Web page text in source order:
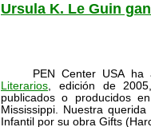
Ursula K. Le Guin
PEN Center USA ha
Literarios, edición de
publicados o producidos
Mississippi. Nuestra
Infantil por su obra Gifts